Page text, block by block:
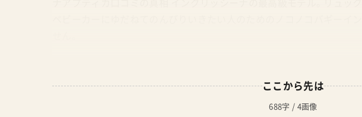
ここから先は
688字 / 4画像